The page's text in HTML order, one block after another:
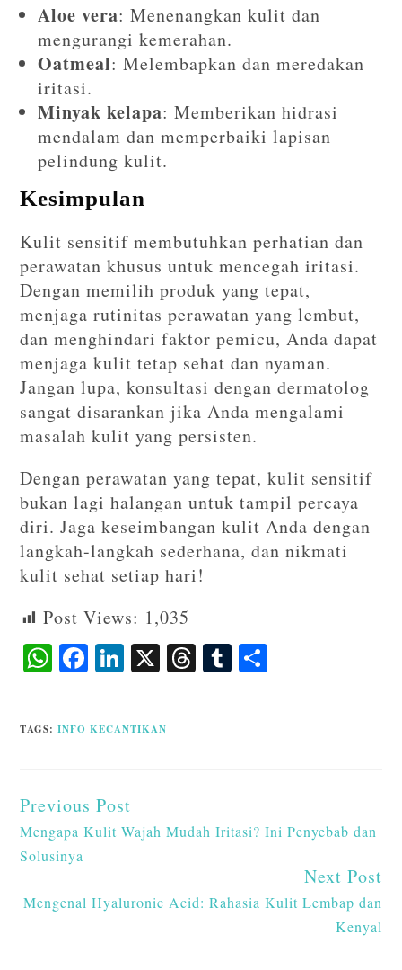
Aloe vera: Menenangkan kulit dan
mengurangi kemerahan.
Oatmeal: Melembapkan dan meredakan
iritasi.
Minyak kelapa: Memberikan hidrasi
mendalam dan memperbaiki lapisan
pelindung kulit.
Kesimpulan
Kulit sensitif membutuhkan perhatian dan
perawatan khusus untuk mencegah iritasi.
Dengan memilih produk yang tepat,
menjaga rutinitas perawatan yang lembut,
dan menghindari faktor pemicu, Anda dapat
menjaga kulit tetap sehat dan nyaman.
Jangan lupa, konsultasi dengan dermatolog
sangat disarankan jika Anda mengalami
masalah kulit yang persisten.
Dengan perawatan yang tepat, kulit sensitif
bukan lagi halangan untuk tampil percaya
diri. Jaga keseimbangan kulit Anda dengan
langkah-langkah sederhana, dan nikmati
kulit sehat setiap hari!
Post Views: 1,035
W
ts
A
p
F
eb
o
k
Li
ke
dI
X T T
TAGS:INFO KECANTIKAN
Previous Post
Mengapa Kulit Wajah Mudah Iritasi? Ini Penyebab dan
Solusinya
Next Post
Mengenal Hyaluronic Acid: Rahasia Kulit Lembap dan
Kenyal